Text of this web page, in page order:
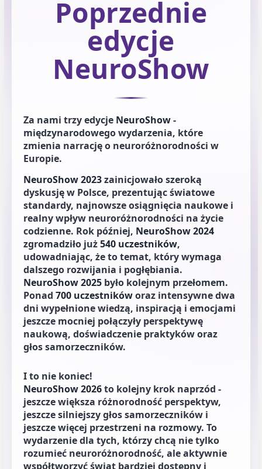
Poprzednie
edycje
NeuroShow
Za nami trzy edycje NeuroShow-
międzynarodowego wydarzenia, które
zmienia narrację o neuroróżnorodności w
Europie.
NeuroShow 2023zainicjowało szeroką
dyskusję w Polsce, prezentując światowe
standardy, najnowsze osiągnięcia naukowe i
realny wpływ neuroróżnorodności na życie
codzienne. Rok później, NeuroShow 2024
zgromadziło już540 uczestników,
udowadniając, że to temat, który wymaga
dalszego rozwijania i pogłębiania.
NeuroShow 2025 było kolejnym przełomem.
Ponad 700 uczestnikóworaz intensywne dwa
dni wypełnione wiedzą, inspiracją i emocjami
jeszcze mocniej połączyły perspektywę
naukową, doświadczenie praktyków oraz
głos samorzeczników.
I to nie koniec!
NeuroShow 2026to kolejny krok naprzód -
jeszcze większa różnorodność perspektyw,
jeszcze silniejszy głos samorzeczników i
jeszcze więcej przestrzeni na rozmowy. To
wydarzenie dla tych, którzy chcą nie tylko
rozumieć neuroróżnorodność, ale aktywnie
współtworzyć świat bardziej dostępny i